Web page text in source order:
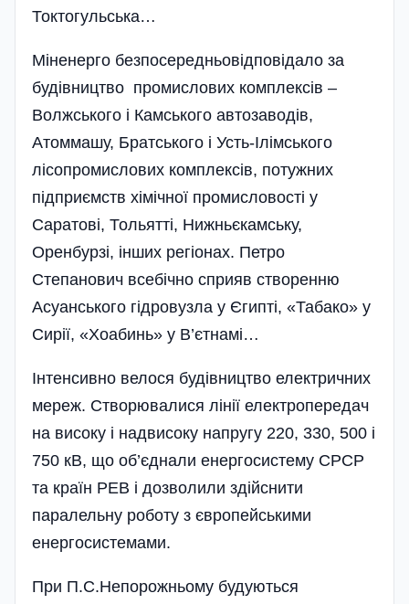
Токтогульська…
Міненерго безпосередньо­відповідало за
будівництво промислових комплексів –
Волжського і Камського автозаводів,
Атоммашу, Братського і Усть-Ілімського
лісопромислових комплексів, потужних
підприємств хімічної промисловості у
Саратові, Тольятті, Нижньєкамську,
Оренбурзі, інших регіонах. Петро
Степанович всебічно сприяв створенню
Асуанського гідровузла у Єгипті, «Табако» у
Сирії, «Хоабинь» у В’єт­намі…
Інтенсивно велося бу­дів­ництво електричних
мереж. Створювалися лінії електропередач
на високу і надвисоку напругу 220, 330, 500 і
750 кВ, що об’єд­нали енергосистему СРСР
та країн РЕВ і дозволили здійснити
паралельну роботу з європейськими
енергосистемами.
При П.С.Непорожньому будуються